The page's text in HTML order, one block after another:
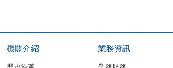
機關介紹 業務資訊